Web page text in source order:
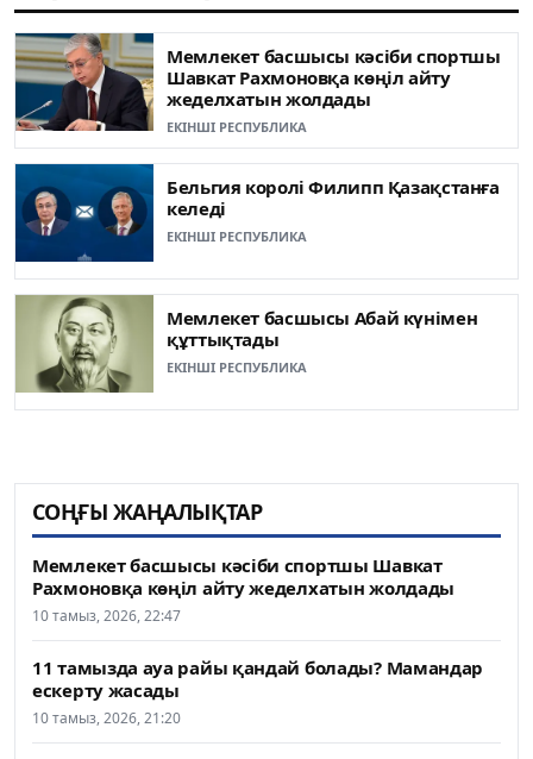
Мемлекет басшысы кәсіби спортшы
Шавкат Рахмоновқа көңіл айту
жеделхатын жолдады
ЕКІНШІ РЕСПУБЛИКА
Бельгия королі Филипп Қазақстанға
келеді
ЕКІНШІ РЕСПУБЛИКА
Мемлекет басшысы Абай күнімен
құттықтады
ЕКІНШІ РЕСПУБЛИКА
СОҢҒЫ ЖАҢАЛЫҚТАР
Мемлекет басшысы кәсіби спортшы Шавкат
Рахмоновқа көңіл айту жеделхатын жолдады
10 тамыз, 2026, 22:47
11 тамызда ауа райы қандай болады? Мамандар
ескерту жасады
10 тамыз, 2026, 21:20